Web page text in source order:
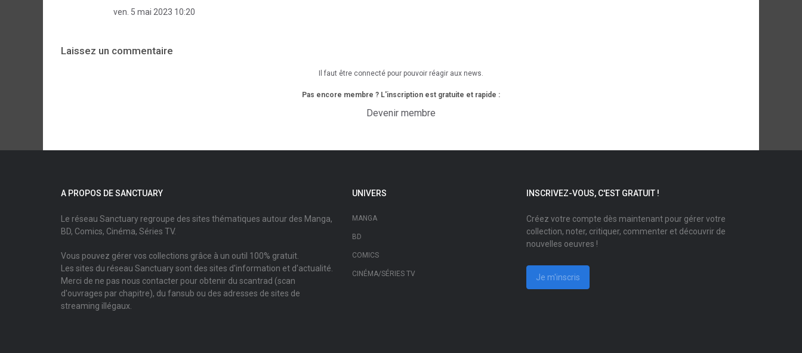
ven. 5 mai 2023 10:20
Laissez un commentaire
Il faut être connecté pour pouvoir réagir aux news.
Pas encore membre ? L'inscription est gratuite et rapide :
Devenir membre
A PROPOS DE SANCTUARY
Le réseau Sanctuary regroupe des sites thématiques autour des Manga,
BD, Comics, Cinéma, Séries TV.
Vous pouvez gérer vos collections grâce à un outil 100% gratuit.
Les sites du réseau Sanctuary sont des sites d'information et d'actualité.
Merci de ne pas nous contacter pour obtenir du scantrad (scan
d'ouvrages par chapitre), du fansub ou des adresses de sites de
streaming illégaux.
UNIVERS
MANGA
BD
COMICS
CINÉMA/SÉRIES TV
INSCRIVEZ-VOUS, C'EST GRATUIT !
Créez votre compte dès maintenant pour gérer votre
collection, noter, critiquer, commenter et découvrir de
nouvelles oeuvres !
Je m'inscris